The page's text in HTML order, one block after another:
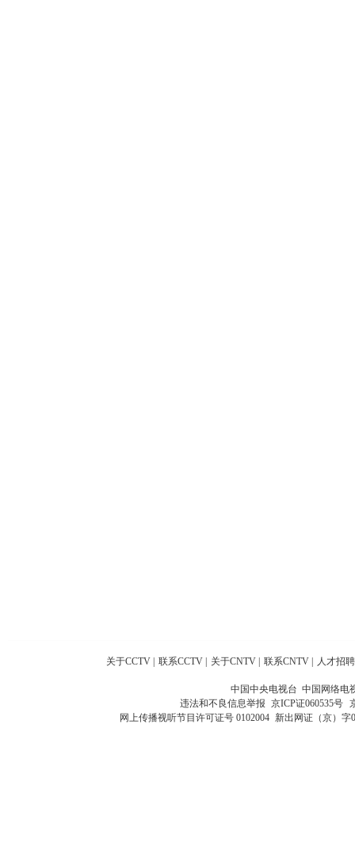
关于CCTV 联系CCTV 关于CNTV 联系CNTV 人才招聘
中国中央电视台 中国网络电
违法和不良信息举报 京ICP证060535号
网上传播视听节目许可证号 0102004 新出网证（京）